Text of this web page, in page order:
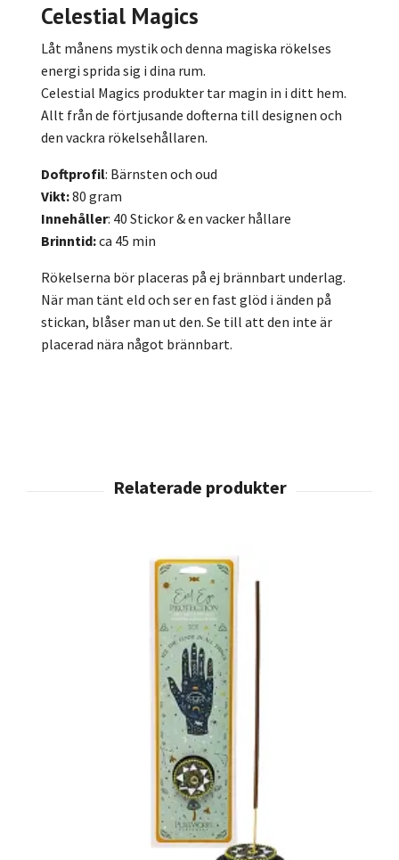
Celestial Magics
Låt månens mystik och denna magiska rökelses
energi sprida sig i dina rum.
Celestial Magics produkter tar magin in i ditt hem.
Allt från de förtjusande dofterna till designen och
den vackra rökelsehållaren.
Doftprofil: Bärnsten och oud
Vikt:80 gram
Innehåller: 40 Stickor & en vacker hållare
Brinntid:ca 45 min
Rökelserna bör placeras på ej brännbart underlag.
När man tänt eld och ser en fast glöd i änden på
stickan, blåser man ut den. Se till att den inte är
placerad nära något brännbart.